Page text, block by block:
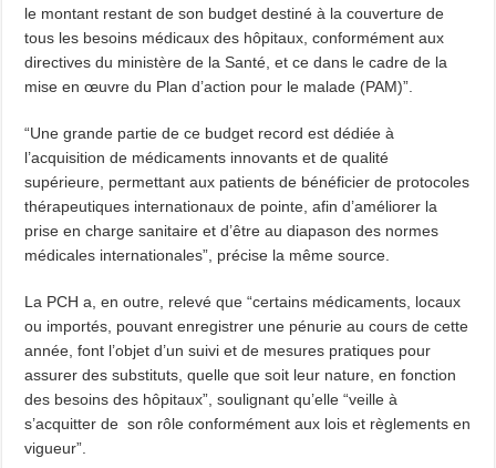
le montant restant de son budget destiné à la couverture de
tous les besoins médicaux des hôpitaux, conformément aux
directives du ministère de la Santé, et ce dans le cadre de la
mise en œuvre du Plan d’action pour le malade (PAM)”.
“Une grande partie de ce budget record est dédiée à
l’acquisition de médicaments innovants et de qualité
supérieure, permettant aux patients de bénéficier de protocoles
thérapeutiques internationaux de pointe, afin d’améliorer la
prise en charge sanitaire et d’être au diapason des normes
médicales internationales”, précise la même source.
La PCH a, en outre, relevé que “certains médicaments, locaux
ou importés, pouvant enregistrer une pénurie au cours de cette
année, font l’objet d’un suivi et de mesures pratiques pour
assurer des substituts, quelle que soit leur nature, en fonction
des besoins des hôpitaux”, soulignant qu’elle “veille à
s’acquitter de son rôle conformément aux lois et règlements en
vigueur”.